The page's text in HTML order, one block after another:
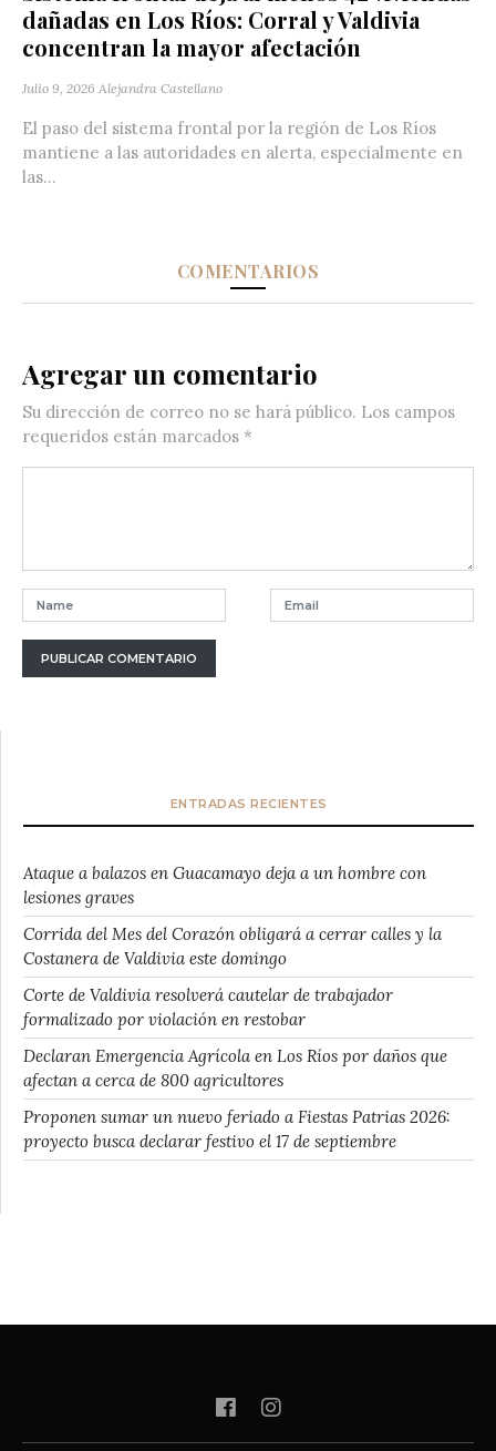
dañadas en Los Ríos: Corral y Valdivia
concentran la mayor afectación
Julio 9, 2026 Alejandra Castellano
El paso del sistema frontal por la región de Los Ríos
mantiene a las autoridades en alerta, especialmente en
las...
COMENTARIOS
Agregar un comentario
Su dirección de correo no se hará público. Los campos
requeridos están marcados *
ENTRADAS RECIENTES
Ataque a balazos en Guacamayo deja a un hombre con
lesiones graves
Corrida del Mes del Corazón obligará a cerrar calles y la
Costanera de Valdivia este domingo
Corte de Valdivia resolverá cautelar de trabajador
formalizado por violación en restobar
Declaran Emergencia Agrícola en Los Ríos por daños que
afectan a cerca de 800 agricultores
Proponen sumar un nuevo feriado a Fiestas Patrias 2026:
proyecto busca declarar festivo el 17 de septiembre